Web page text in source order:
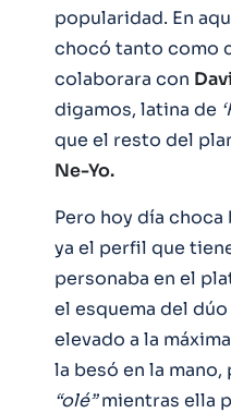
popularidad. En
chocó tanto como
colaborara con
digamos, latina de
que el resto del
Ne-Yo.
Pero hoy día
ya el perfil que
personaba en el
el esquema del
elevado a la
la besó en la
“olé”mientras ella